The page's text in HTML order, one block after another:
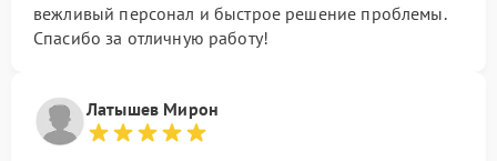
вежливый персонал и быстрое решение проблемы.
Спасибо за отличную работу!
Латышев Мирон